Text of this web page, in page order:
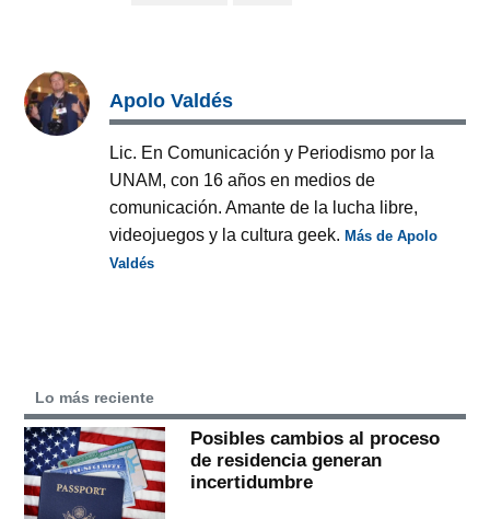
Apolo Valdés
Lic. En Comunicación y Periodismo por la
UNAM, con 16 años en medios de
comunicación. Amante de la lucha libre,
videojuegos y la cultura geek.Más de Apolo
Valdés
Lo más reciente
Posibles cambios al proceso
de residencia generan
incertidumbre